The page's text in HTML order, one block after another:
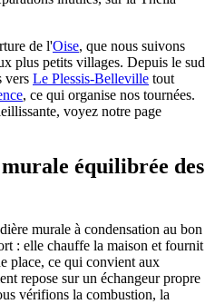
de l'Oise, que nous suivons
plus petits villages. Depuis le sud
vers Le Plessis-Belleville tout
, ce qui organise nos tournées.
voyez notre page
équilibrée des
murale à condensation au bon
: elle chauffe la maison et fournit
place, ce qui convient aux
repose sur un échangeur propre
vérifions la combustion, la